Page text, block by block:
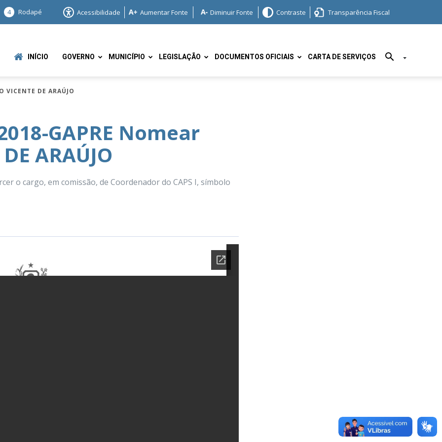
4 Rodapé Acessibilidade Aumentar Fonte Diminuir Fonte Contraste Transparência Fiscal
INÍCIO GOVERNO MUNICÍPIO LEGISLAÇÃO DOCUMENTOS OFICIAIS CARTA DE SERVIÇOS
DE ARAÚJO
GAPRE Nomear
ARAÚJO
o cargo, em comissão, de Coordenador do CAPS I, símbolo